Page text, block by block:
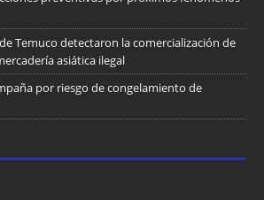
Temuco detectaron la comercialización de
asiática ilegal
por riesgo de congelamiento de